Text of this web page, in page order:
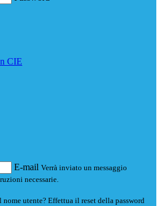
CIE
E-mail Verrà inviato un messaggio
necessarie.
utente? Effettua il reset della password